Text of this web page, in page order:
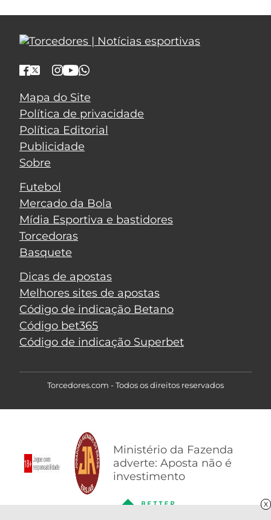
X
Mapa do Site
Política de privacidade
Política Editorial
Publicidade
Sobre
Futebol
Mercado da Bola
Mídia Esportiva e bastidores
Torcedoras
Basquete
Dicas de apostas
Melhores sites de apostas
Código de indicação Betano
Código bet365
Código de indicação Superbet
Torcedores.com - Todos os direitos reservados
Ministério da Fazenda
adverte: Aposta não é
investimento